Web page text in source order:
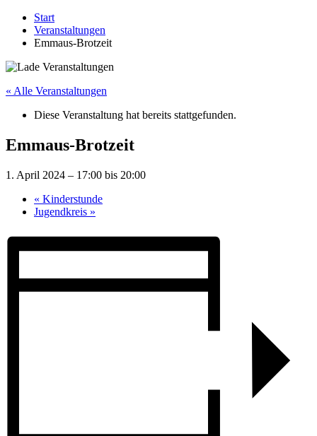
Start
Veranstaltungen
Emmaus-Brotzeit
« Alle Veranstaltungen
Diese Veranstaltung hat bereits stattgefunden.
Emmaus-Brotzeit
1. April 2024 – 17:00 bis 20:00
« Kinderstunde
Jugendkreis »